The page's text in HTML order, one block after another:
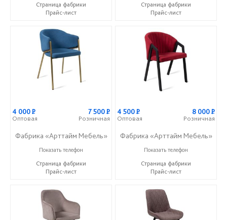
Страница фабрики
Прайс-лист
Страница фабрики
Прайс-лист
4 000Р
Оптовая
7 500Р
Розничная
Фабрика «Арттайм Мебель»
+7 (800) 201-23-49
Показать телефон
Страница фабрики
Прайс-лист
4 500Р
Оптовая
8 000Р
Розничная
Фабрика «Арттайм Мебель»
+7 (800) 201-23-49
Показать телефон
Страница фабрики
Прайс-лист